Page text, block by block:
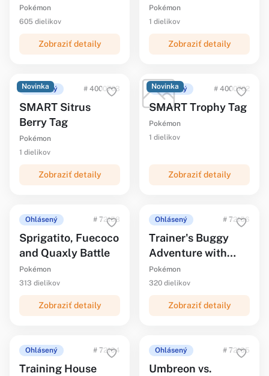
Pokémon
605 dielikov
Zobraziť detaily
Pokémon
1 dielikov
Zobraziť detaily
Novinka
Ohlásený # 4000703
SMART Sitrus
Berry Tag
Pokémon
1 dielikov
Zobraziť detaily
Novinka
Ohlásený # 4000702
SMART Trophy Tag
Pokémon
1 dielikov
Zobraziť detaily
Ohlásený # 72158
Sprigatito, Fuecoco
and Quaxly Battle
Pokémon
313 dielikov
Zobraziť detaily
Ohlásený # 72156
Trainer's Buggy
Adventure with
Squirtle
Pokémon
320 dielikov
Zobraziť detaily
Ohlásený # 72164
Training House
Ohlásený # 72165
Umbreon vs.